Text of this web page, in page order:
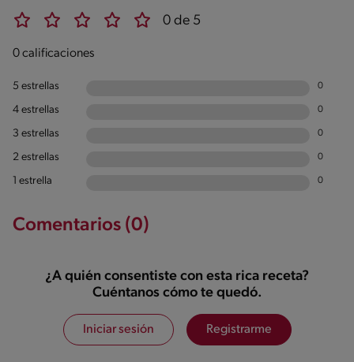
0 de 5
0 calificaciones
5 estrellas 0
4 estrellas 0
3 estrellas 0
2 estrellas 0
1 estrella 0
Comentarios (0)
¿A quién consentiste con esta rica receta?
Cuéntanos cómo te quedó.
Iniciar sesión Registrarme